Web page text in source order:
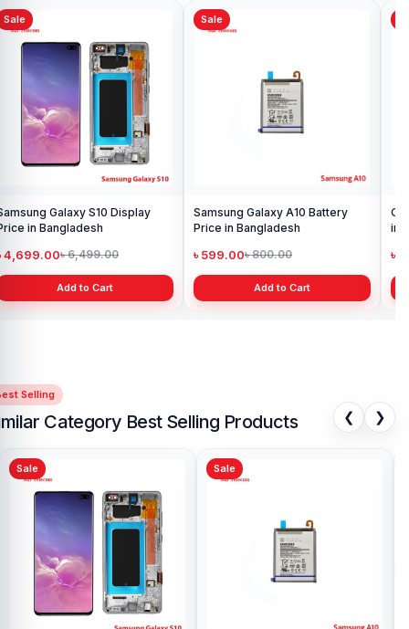
Sale
Galaxy S10 Display
in Bangladesh
4,699.00৳ 6,499.00
Add to Cart
Sale
Samsung Galaxy A10 Battery
Price in Bangladesh
৳ 599.00৳ 800.00
Add to Cart
in
৳
Selling
Category Best Selling Products ❮ ❯
Sale Sale